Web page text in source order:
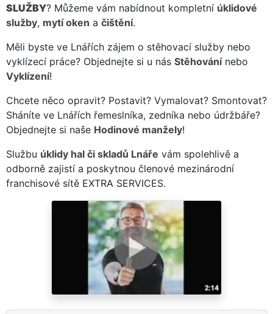
SLUŽBY? Můžeme vám nabídnout kompletní úklidové
služby, mytí oken a čištění.
Měli byste ve Lnářích zájem o stěhovací služby nebo
vyklízecí práce? Objednejte si u nás Stěhovánínebo
Vyklízení!
Chcete něco opravit? Postavit? Vymalovat? Smontovat?
Sháníte ve Lnářích řemeslníka, zedníka nebo údržbáře?
Objednejte si naše Hodinové manžely!
Službu úklidy hal či skladů Lnáře vám spolehlivě a
odborně zajistí a poskytnou členové mezinárodní
franchisové sítě EXTRA SERVICES.